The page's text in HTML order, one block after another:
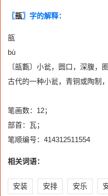
〖瓿〗字的解释：
瓿
bù
〔瓿甊〕小瓮，圆口，深腹，
古代的一种小瓮，青铜或陶制
笔画数：12；
部首：瓦；
笔顺编号：414312511554
相关词语：
安装 安排 安乐